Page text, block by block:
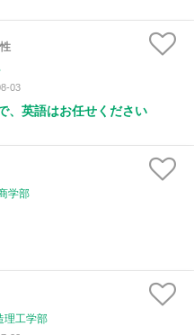
03
、英語はお任せください
学部
理工学部